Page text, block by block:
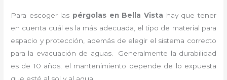
Para escoger las pérgolas en Bella Vista hay que tener
en cuenta cuál es la más adecuada, el tipo de material para
espacio y protección, además de elegir el sistema correcto
para la evacuación de aguas. Generalmente la durabilidad
es de 10 años; el mantenimiento depende de lo expuesta